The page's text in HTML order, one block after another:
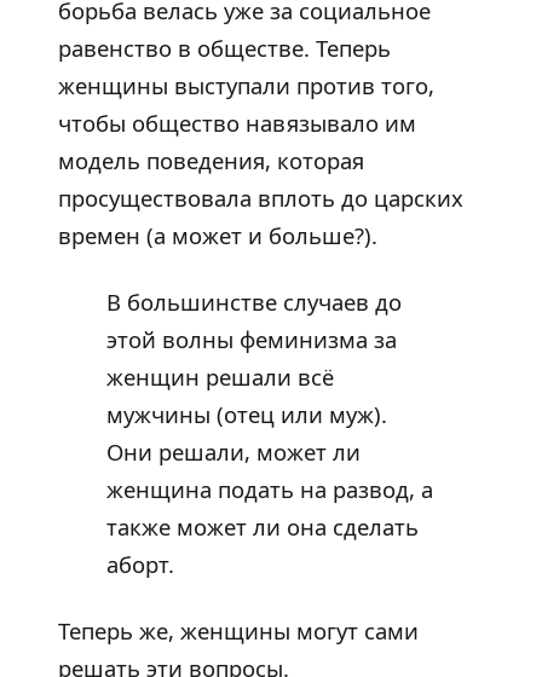
борьба велась уже за социальное
равенство в обществе. Теперь
женщины выступали против того,
чтобы общество навязывало им
модель поведения, которая
просуществовала вплоть до царских
времен (а может и больше?).
В большинстве случаев до
этой волны феминизма за
женщин решали всё
мужчины (отец или муж).
Они решали, может ли
женщина подать на развод, а
также может ли она сделать
аборт.
Теперь же, женщины могут сами
решать эти вопросы.